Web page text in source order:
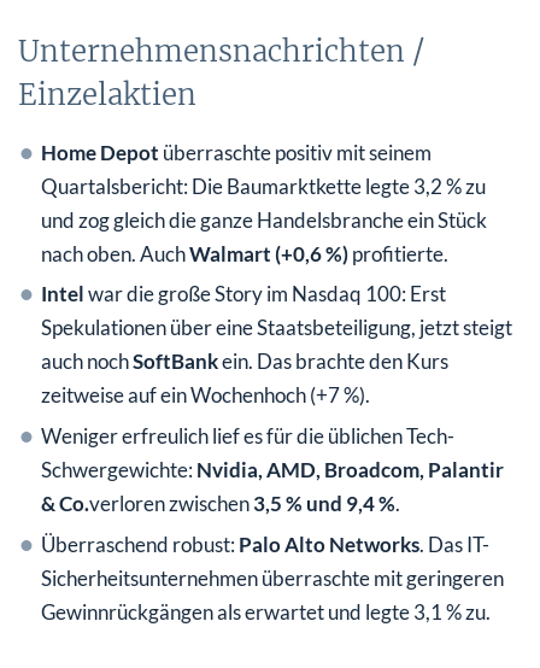
Unternehmensnachrichten /
Einzelaktien
Home Depot überraschte positiv mit seinem
Quartalsbericht: Die Baumarktkette legte 3,2 % zu
und zog gleich die ganze Handelsbranche ein Stück
nach oben. AuchWalmart (+0,6 %)profitierte.
Intelwar die große Story im Nasdaq 100: Erst
Spekulationen über eine Staatsbeteiligung, jetzt steigt
auch nochSoftBankein. Das brachte den Kurs
zeitweise auf ein Wochenhoch (+7 %).
Weniger erfreulich lief es für die üblichen Tech-
Schwergewichte: Nvidia, AMD, Broadcom, Palantir
& Co.verloren zwischen3,5 % und 9,4 %.
Überraschend robust: Palo Alto Networks. Das IT-
Sicherheitsunternehmen überraschte mit geringeren
Gewinnrückgängen als erwartet und legte 3,1 % zu.